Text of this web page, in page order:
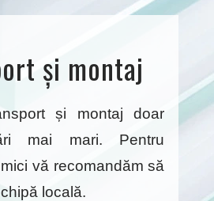
și montaj
și montaj doar
mai mari. Pentru
vă recomandăm să
locală.